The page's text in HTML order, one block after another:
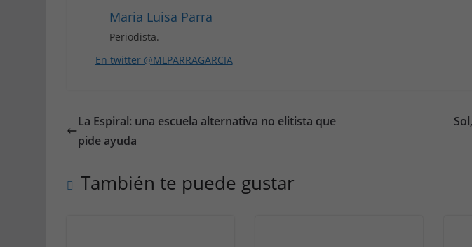
Maria Luisa Parra
Periodista.
En twitter @MLPARRAGARCIA
La Espiral: una escuela alternativa no elitista que
pide ayuda
También te puede gustar